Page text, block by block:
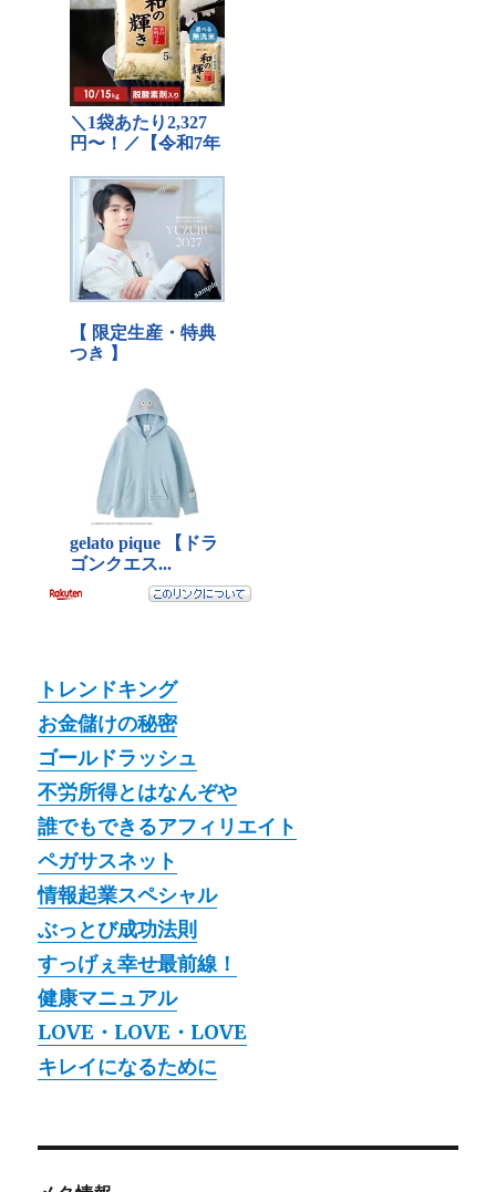
トレンドキング
お金儲けの秘密
ゴールドラッシュ
不労所得とはなんぞや
誰でもできるアフィリエイト
ペガサスネット
情報起業スペシャル
ぶっとび成功法則
すっげぇ幸せ最前線！
健康マニュアル
LOVE・LOVE・LOVE
キレイになるために